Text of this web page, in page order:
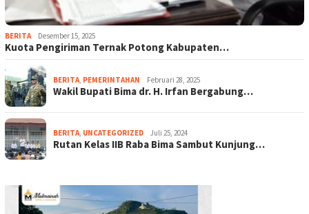
BERITA Desember 15, 2025
Kuota Pengiriman Ternak Potong Kabupaten…
BERITA PEMERINTAHAN Februari 28, 2025
Wakil Bupati Bima dr. H. Irfan Bergabung…
BERITA UNCATEGORIZED Juli 25, 2024
Rutan Kelas IIB Raba Bima Sambut Kunjung…